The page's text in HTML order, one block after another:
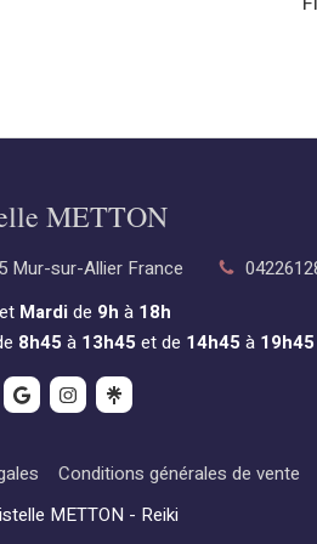
METTON
Mur-sur-Allier France
Mardide 9h à 18h
8h45 à 13h45 et de 14h45 à 19h45
Conditions générales de vente
METTON - Reiki